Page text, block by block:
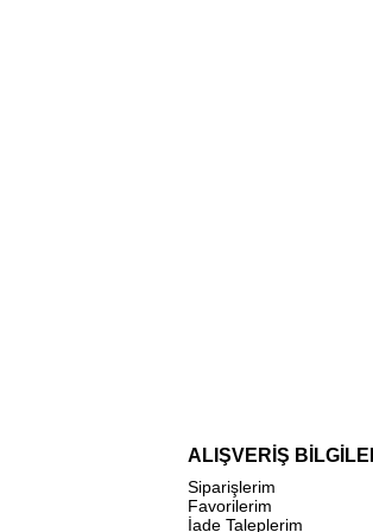
ALIŞVERİŞ
Siparişlerim
Favorilerim
İade Taleplerim